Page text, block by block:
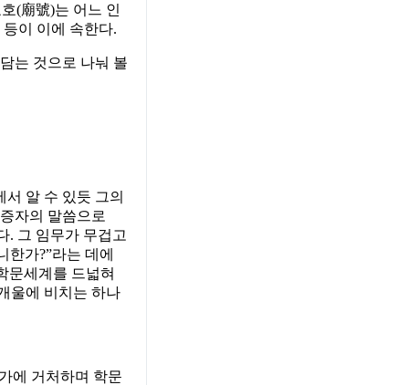
(廟號)는 어느 인
등이 이에 속한다.
는 것으로 나눠 볼
알 수 있듯 그의
자의 말씀으로
. 그 임무가 무겁고
가?”라는 데에
문세계를 드넓혀
울에 비치는 하나
에 거처하며 학문